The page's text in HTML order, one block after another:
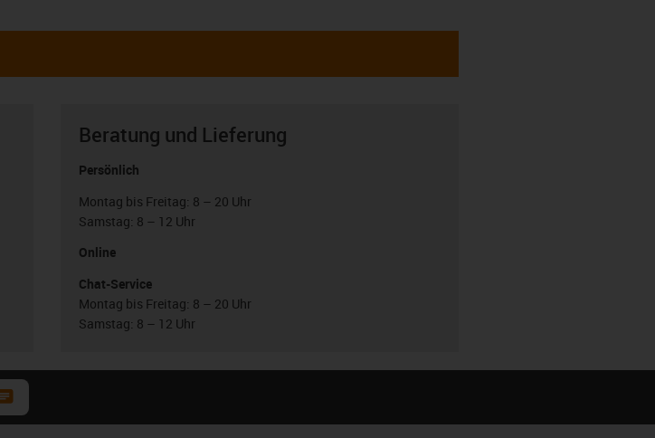
Beratung und Lieferung
Persönlich
Montag bis Freitag: 8 – 20 Uhr
Samstag: 8 – 12 Uhr
Online
Chat-Service
Montag bis Freitag: 8 – 20 Uhr
Samstag: 8 – 12 Uhr